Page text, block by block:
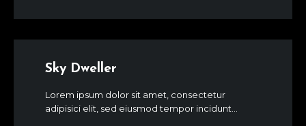
Sky Dweller
Lorem ipsum dolor sit amet, consectetur
adipisici elit, sed eiusmod tempor incidunt...